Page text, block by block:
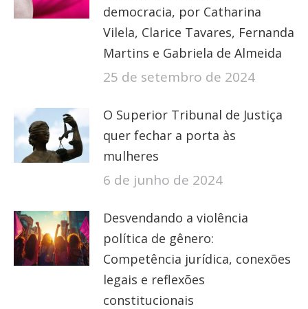
democracia, por Catharina
Vilela, Clarice Tavares, Fernanda
Martins e Gabriela de Almeida
25 de setembro de 2024
O Superior Tribunal de Justiça
quer fechar a porta às
mulheres
6 de junho de 2024
Desvendando a violência
política de gênero:
Competência jurídica, conexões
legais e reflexões
constitucionais